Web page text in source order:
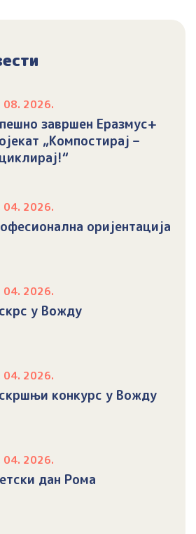
08. 2026.
завршен Еразмус+
„Компостирај –
04. 2026.
оријентација
04. 2026.
у Вожду
04. 2026.
конкурс у Вожду
04. 2026.
дан Рома